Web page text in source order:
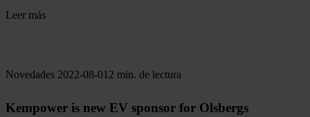
Leer más
Novedades 2022-08-01 2 min. de lectura
Kempower is new EV sponsor for Olsbergs